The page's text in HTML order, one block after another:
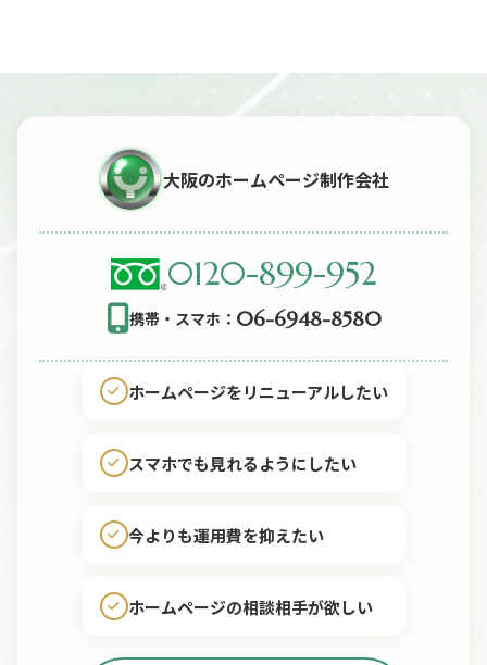
大阪のホームページ制作会社
0120-899-952
携帯・スマホ： 06-6948-8580
ホームページをリニューアルしたい
スマホでも見れるようにしたい
今よりも運用費を抑えたい
ホームページの相談相手が欲しい